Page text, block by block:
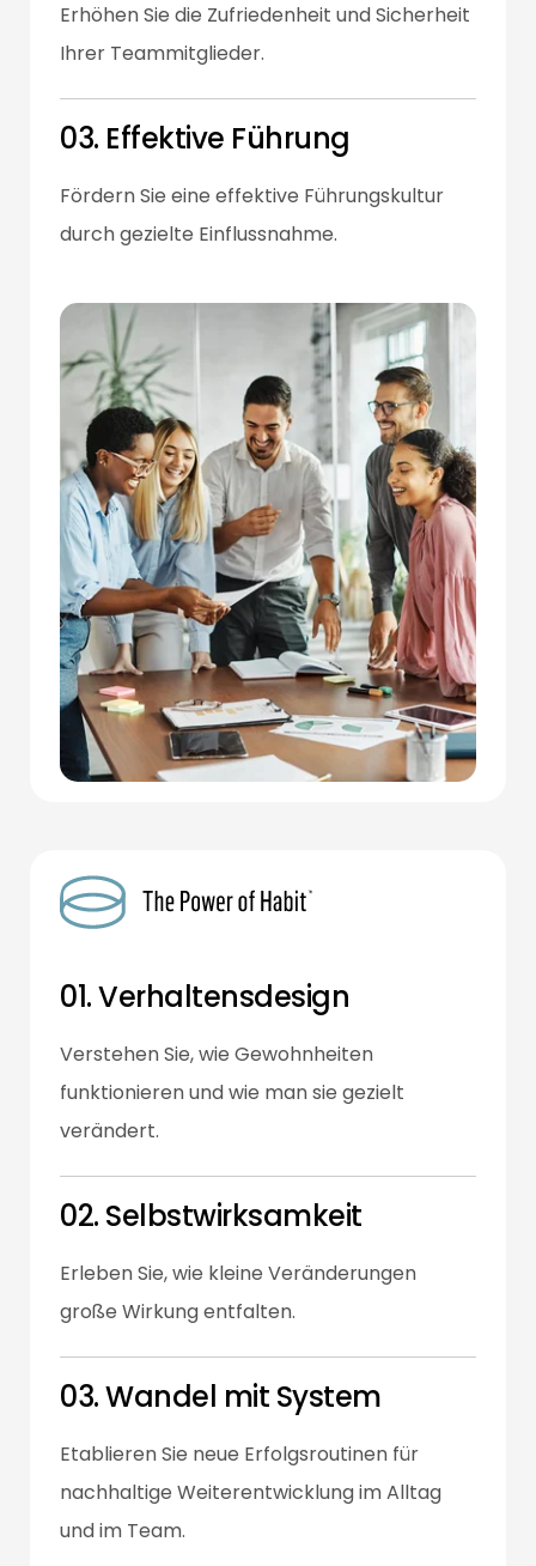
Erhöhen Sie die Zufriedenheit und Sicherheit
Ihrer Teammitglieder.
03. Effektive Führung
Fördern Sie eine effektive Führungskultur
durch gezielte Einflussnahme.
01. Verhaltensdesign
Verstehen Sie, wie Gewohnheiten
funktionieren und wie man sie gezielt
verändert.
02. Selbstwirksamkeit
Erleben Sie, wie kleine Veränderungen
große Wirkung entfalten.
03. Wandel mit System
Etablieren Sie neue Erfolgsroutinen für
nachhaltige Weiterentwicklung im Alltag
und im Team.